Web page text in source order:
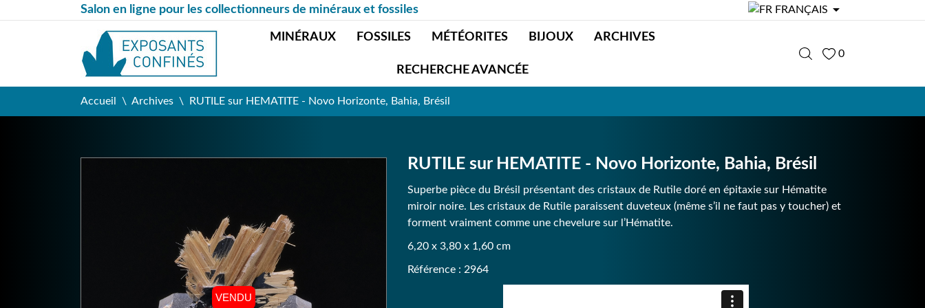
Salon en ligne pour les collectionneurs de minéraux et fossiles FRANÇAIS 
MINÉRAUX FOSSILES MÉTÉORITES BIJOUX ARCHIVES
RECHERCHE AVANCÉE
0
Accueil Archives RUTILE sur HEMATITE - Novo Horizonte, Bahia, Brésil
VENDU
RUTILE sur HEMATITE - Novo Horizonte, Bahia, Brésil
Superbe pièce du Brésil présentant des cristaux de Rutile doré en épitaxie sur Hématite
miroir noire. Les cristaux de Rutile paraissent duveteux (même s’il ne faut pas y toucher) et
forment vraiment comme une chevelure sur l’Hématite.
6,20 x 3,80 x 1,60 cm
Référence : 2964